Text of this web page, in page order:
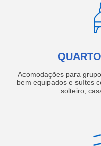
Acomodações para
bem equipados e suítes
solteiro,